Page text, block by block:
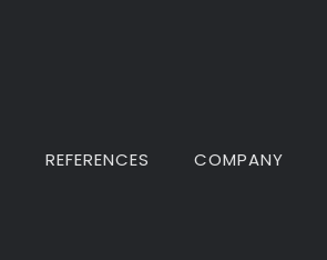
REFERENCES COMPANY